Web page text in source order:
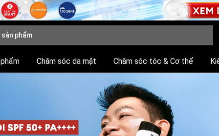
Chăm sóc da mặt Chăm sóc tóc & Cơ thể